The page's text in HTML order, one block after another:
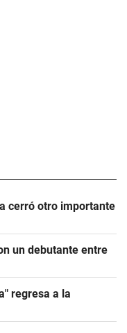
cerró otro importante
un debutante entre
regresa a la